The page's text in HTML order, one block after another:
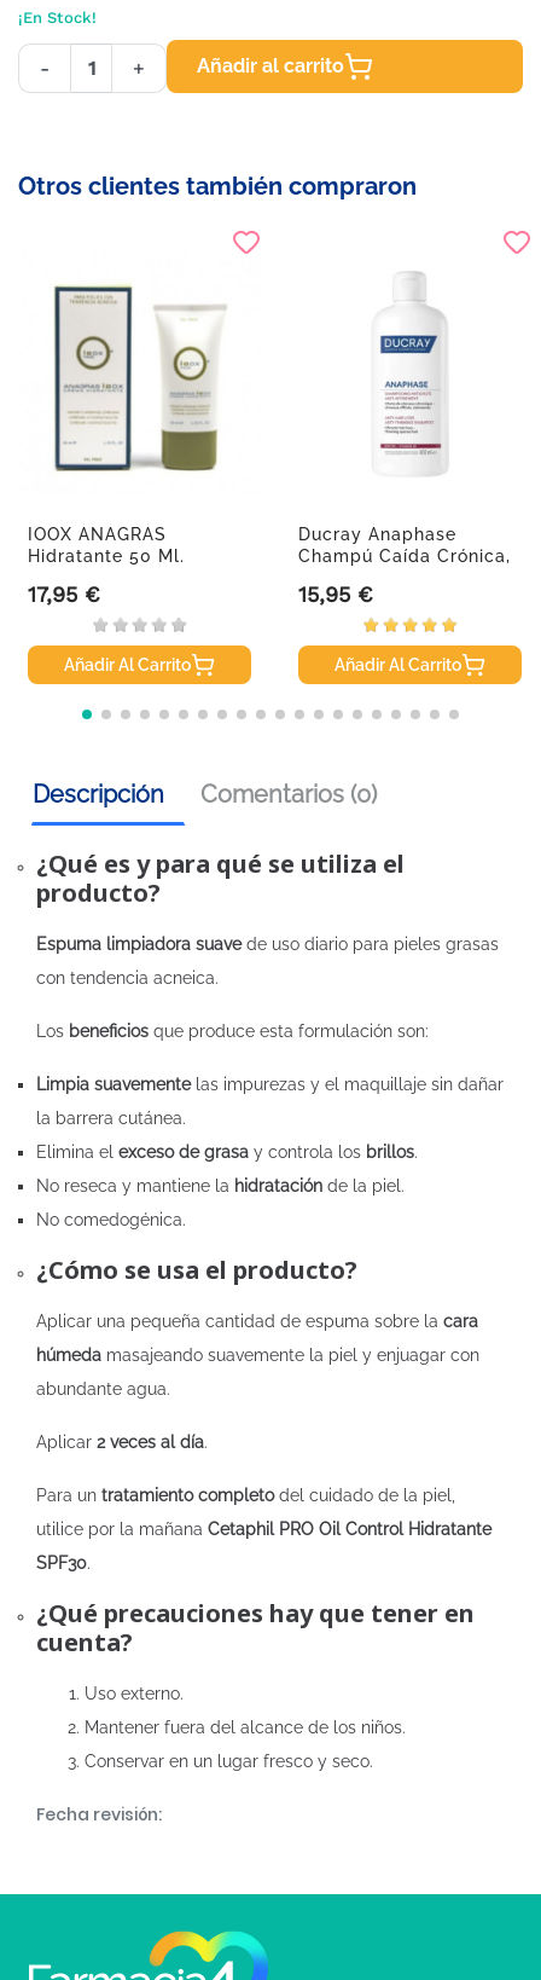
¡En Stock!
- + Añadir al carrito
Otros clientes también compraron
IOOX ANAGRAS
Hidratante 50 Ml.
Precio
17,95 €
Añadir Al Carrito
Ducray Anaphase
Champú Caída Crónica,
Precio
15,95 €
Añadir Al Carrito
Descripción Comentarios (0)
¿Qué es y para qué se utiliza el
producto?
Espuma limpiadora suavede uso diario para pieles grasas
con tendencia acneica.
Los beneficios que produce esta formulación son:
Limpia suavementelas impurezas y el maquillaje sin dañar
la barrera cutánea.
Elimina el exceso de grasa y controla los brillos.
No reseca y mantiene la hidratación de la piel.
No comedogénica.
¿Cómo se usa el producto?
Aplicar una pequeña cantidad de espuma sobre la cara
húmeda masajeando suavemente la piel y enjuagar con
abundante agua.
Aplicar 2 veces al día.
Para un tratamiento completodel cuidado de la piel,
utilice por la mañana Cetaphil PRO Oil Control Hidratante
SPF30.
¿Qué precauciones hay que tener en
cuenta?
Uso externo.
Mantener fuera del alcance de los niños.
Conservar en un lugar fresco y seco.
Fecha revisión: